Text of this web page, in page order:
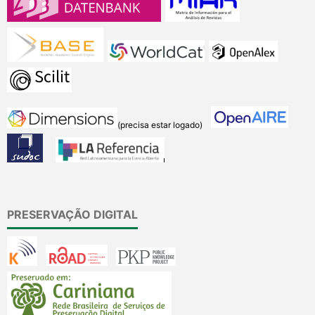
(precisa estar logado)
PRESERVAÇÃO DIGITAL